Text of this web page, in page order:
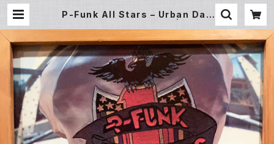
P-Funk All Stars – Urban Dan